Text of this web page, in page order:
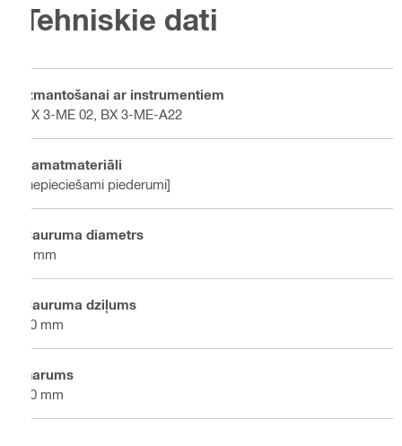
Tehniskie dati
Izmantošanai ar instrumentiem
BX 3-ME 02, BX 3-ME-A22
Pamatmateriāli
[nepieciešami piederumi]
Cauruma diametrs
5 mm
Cauruma dziļums
10 mm
Garums
10 mm